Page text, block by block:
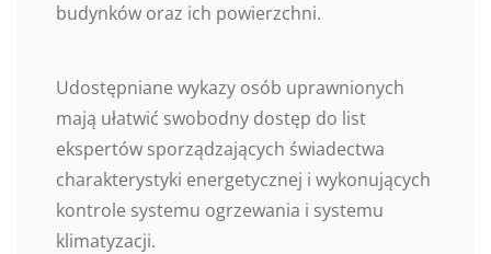
budynków oraz ich powierzchni.
Udostępniane wykazy osób uprawnionych
mają ułatwić swobodny dostęp do list
ekspertów sporządzających świadectwa
charakterystyki energetycznej i wykonujących
kontrole systemu ogrzewania i systemu
klimatyzacji.